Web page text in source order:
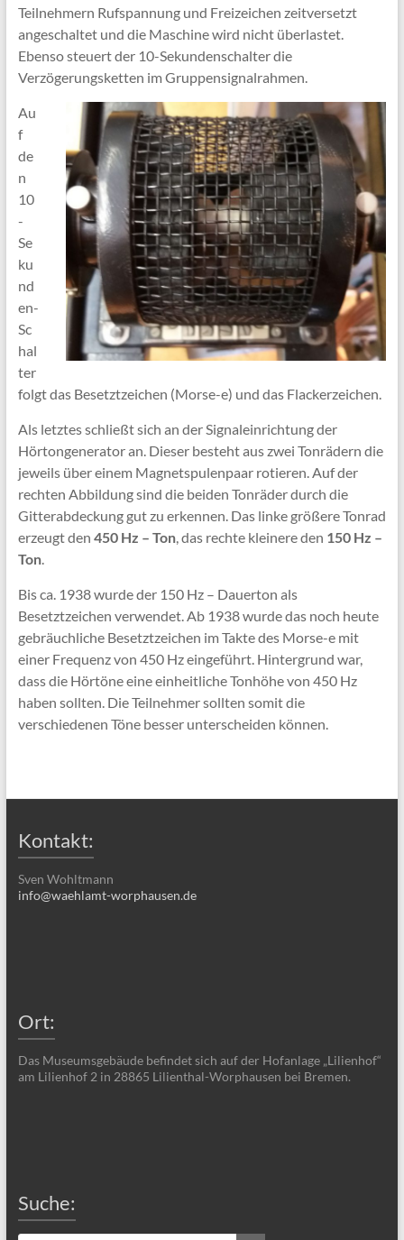
Teilnehmern Rufspannung und Freizeichen zeitversetzt
angeschaltet und die Maschine wird nicht überlastet.
Ebenso steuert der 10-Sekundenschalter die
Verzögerungsketten im Gruppensignalrahmen.
Au
f
de
n
10
-
Se
ku
nd
en-
Sc
hal
ter
folgt das Besetztzeichen (Morse-e) und das Flackerzeichen.
Als letztes schließt sich an der Signaleinrichtung der
Hörtongenerator an. Dieser besteht aus zwei Tonrädern die
jeweils über einem Magnetspulenpaar rotieren. Auf der
rechten Abbildung sind die beiden Tonräder durch die
Gitterabdeckung gut zu erkennen. Das linke größere Tonrad
erzeugt den 450 Hz – Ton, das rechte kleinere den 150 Hz –
Ton.
Bis ca. 1938 wurde der 150 Hz – Dauerton als
Besetztzeichen verwendet. Ab 1938 wurde das noch heute
gebräuchliche Besetztzeichen im Takte des Morse-e mit
einer Frequenz von 450 Hz eingeführt. Hintergrund war,
dass die Hörtöne eine einheitliche Tonhöhe von 450 Hz
haben sollten. Die Teilnehmer sollten somit die
verschiedenen Töne besser unterscheiden können.
Kontakt:
Sven Wohltmann
info@waehlamt-worphausen.de
Ort:
Das Museumsgebäude befindet sich auf der Hofanlage „Lilienhof“
am Lilienhof 2 in 28865 Lilienthal-Worphausen bei Bremen.
Suche: